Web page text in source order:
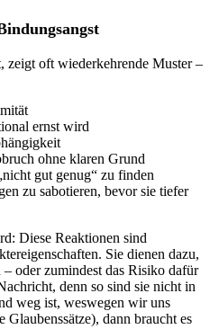
zeigt oft wiederkehrende Muster –
ernst wird
ohne klaren Grund
gut genug“ zu finden
zu sabotieren, bevor sie tiefer
Diese Reaktionen sind
Sie dienen dazu,
oder zumindest das Risiko dafür
denn so sind sie nicht in
weg ist, weswegen wir uns
Glaubenssätze), dann braucht es